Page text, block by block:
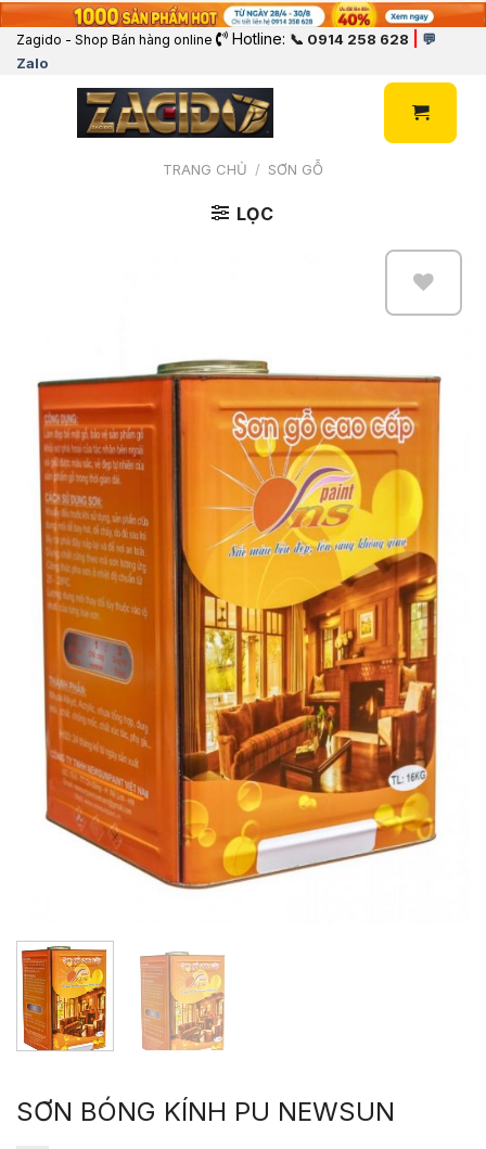
Zagido - Shop Bán hàng online Hotline: 📞 0914 258 628
💬
Zalo
TRANG CHỦ / SƠN GỖ
LỌC
to
Wishlist
SƠN BÓNG KÍNH PU NEWSUN